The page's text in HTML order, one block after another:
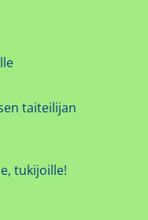
taiteilijan
tukijoille!